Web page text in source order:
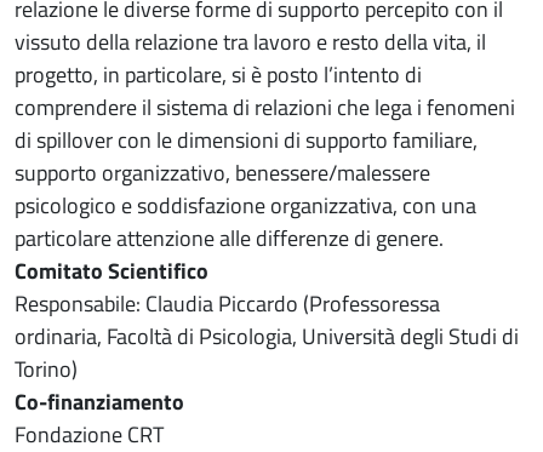
relazione le diverse forme di supporto percepito con il
vissuto della relazione tra lavoro e resto della vita, il
progetto, in particolare, si è posto l’intento di
comprendere il sistema di relazioni che lega i fenomeni
di spillover con le dimensioni di supporto familiare,
supporto organizzativo, benessere/malessere
psicologico e soddisfazione organizzativa, con una
particolare attenzione alle differenze di genere.
Comitato Scientifico
Responsabile: Claudia Piccardo (Professoressa
ordinaria, Facoltà di Psicologia, Università degli Studi di
Torino)
Co-finanziamento
Fondazione CRT